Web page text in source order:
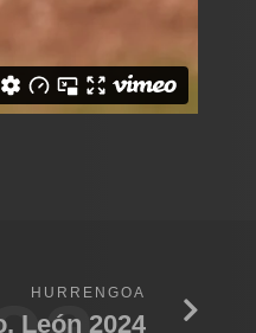
HURRENGOA
León 2024